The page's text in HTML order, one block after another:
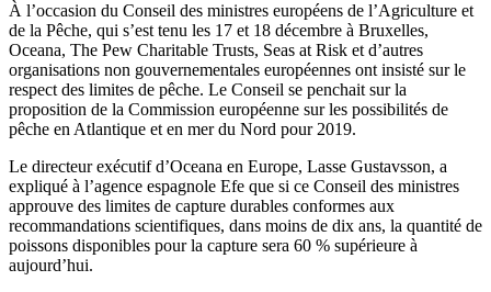
À l’occasion du Conseil des ministres européens de l’Agriculture et
de la Pêche, qui s’est tenu les 17 et 18 décembre à Bruxelles,
Oceana, The Pew Charitable Trusts, Seas at Risk et d’autres
organisations non gouvernementales européennes ont insisté sur le
respect des limites de pêche. Le Conseil se penchait sur la
proposition de la Commission européenne sur les possibilités de
pêche en Atlantique et en mer du Nord pour 2019.
Le directeur exécutif d’Oceana en Europe, Lasse Gustavsson, a
expliqué à l’agence espagnole Efe que si ce Conseil des ministres
approuve des limites de capture durables conformes aux
recommandations scientifiques, dans moins de dix ans, la quantité de
poissons disponibles pour la capture sera 60 % supérieure à
aujourd’hui.